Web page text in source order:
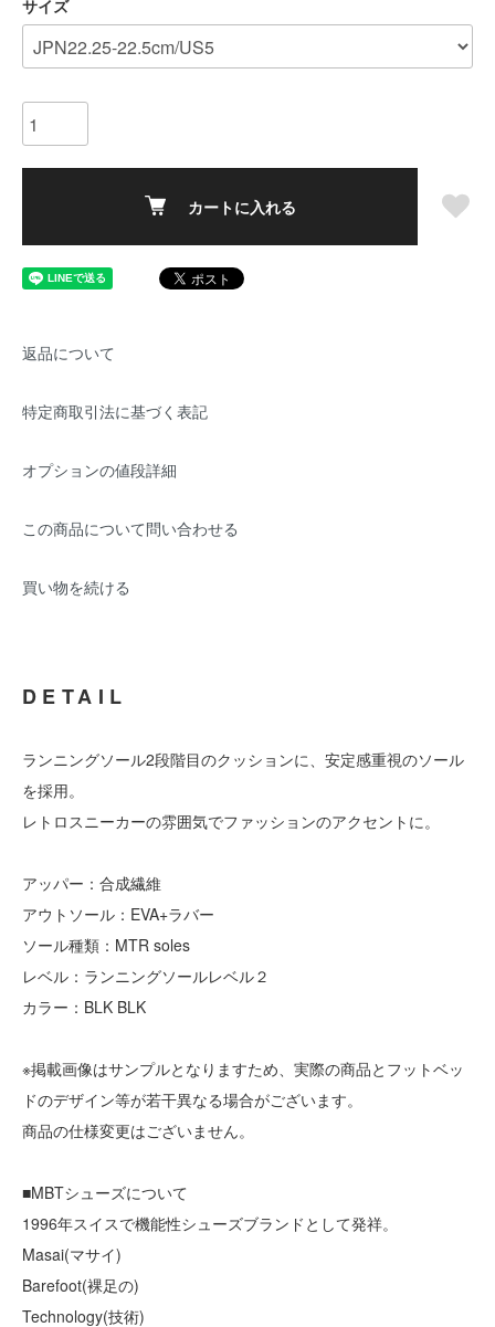
サイズ
カートに入れる
返品について
特定商取引法に基づく表記
オプションの値段詳細
この商品について問い合わせる
買い物を続ける
DETAIL
ランニングソール2段階目のクッションに、安定感重視のソール
を採用。
レトロスニーカーの雰囲気でファッションのアクセントに。
アッパー：合成繊維
アウトソール：EVA+ラバー
ソール種類：MTR soles
レベル：ランニングソールレベル２
カラー：BLK BLK
※掲載画像はサンプルとなりますため、実際の商品とフットベッ
ドのデザイン等が若干異なる場合がございます。
商品の仕様変更はございません。
■MBTシューズについて
1996年スイスで機能性シューズブランドとして発祥。
Masai(マサイ)
Barefoot(裸足の)
Technology(技術)